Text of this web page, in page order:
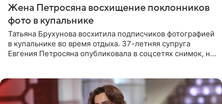
Жена Петросяна восхищение поклонников
фото в купальнике
Татьяна Брухунова восхитила подписчиков фотографией
в купальнике во время отдыха. 37-летняя супруга
Евгения Петросяна опубликовала в соцсетях снимок, на